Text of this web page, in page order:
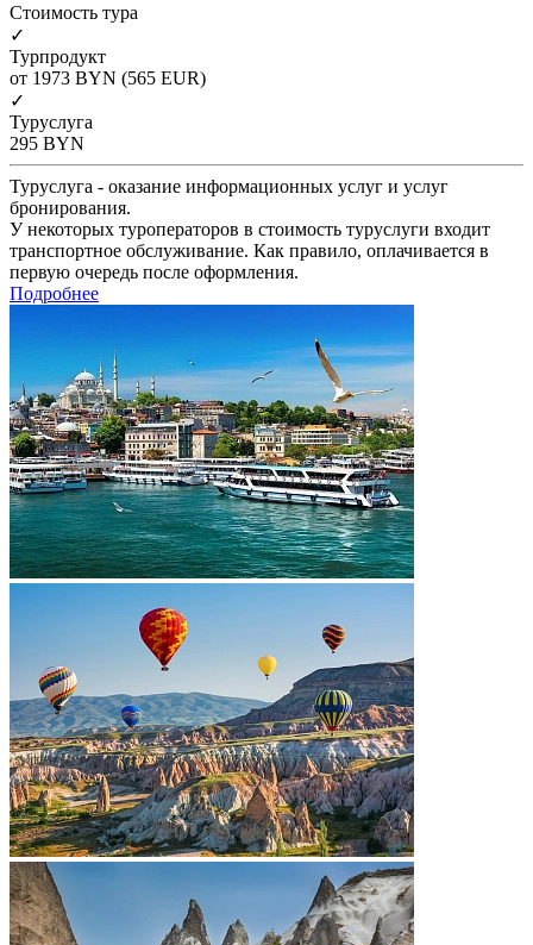
Cтоимость тура
✓
Турпродукт
от 1973 BYN (565 EUR)
✓
Туруслуга
295 BYN
Туруслуга - оказание информационных услуг и услуг
бронирования.
У некоторых туроператоров в стоимость туруслуги входит
транспортное обслуживание. Как правило, оплачивается в
первую очередь после оформления.
Подробнее